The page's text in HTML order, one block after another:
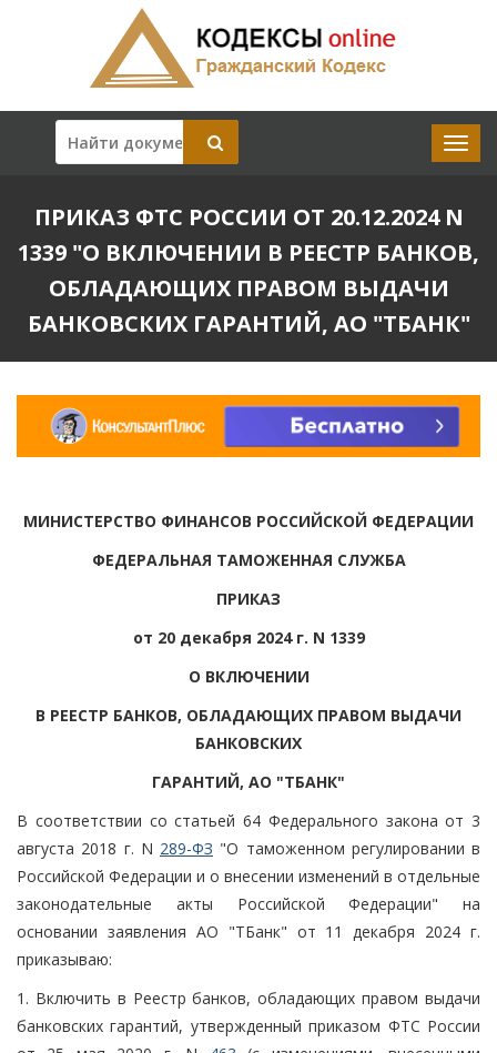
ПРИКАЗ ФТС РОССИИ ОТ 20.12.2024 N
1339 "О ВКЛЮЧЕНИИ В РЕЕСТР БАНКОВ,
ОБЛАДАЮЩИХ ПРАВОМ ВЫДАЧИ
БАНКОВСКИХ ГАРАНТИЙ, АО "ТБАНК"
МИНИСТЕРСТВО ФИНАНСОВ РОССИЙСКОЙ ФЕДЕРАЦИИ
ФЕДЕРАЛЬНАЯ ТАМОЖЕННАЯ СЛУЖБА
ПРИКАЗ
от 20 декабря 2024 г. N 1339
О ВКЛЮЧЕНИИ
В РЕЕСТР БАНКОВ, ОБЛАДАЮЩИХ ПРАВОМ ВЫДАЧИ
БАНКОВСКИХ
ГАРАНТИЙ, АО "ТБАНК"
В соответствии со статьей 64 Федерального закона от 3
августа 2018 г. N 289-ФЗ "О таможенном регулировании в
Российской Федерации и о внесении изменений в отдельные
законодательные акты Российской Федерации" на
основании заявления АО "ТБанк" от 11 декабря 2024 г.
приказываю:
1. Включить в Реестр банков, обладающих правом выдачи
банковских гарантий, утвержденный приказом ФТС России